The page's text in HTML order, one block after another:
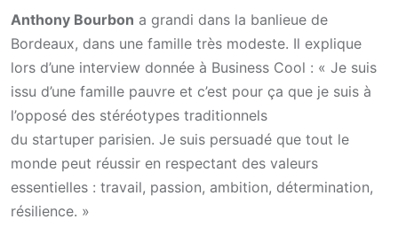
Anthony Bourbon a grandi dans la banlieue de
Bordeaux, dans une famille très modeste. Il explique
lors d’une interview donnée à Business Cool : « Je suis
issu d’une famille pauvre et c’est pour ça que je suis à
l’opposé des stéréotypes traditionnels
du startuper parisien. Je suis persuadé que tout le
monde peut réussir en respectant des valeurs
essentielles : travail, passion, ambition, détermination,
résilience. »